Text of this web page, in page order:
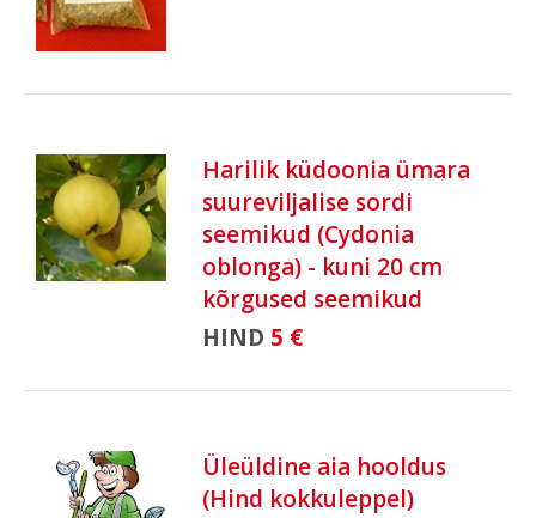
Harilik küdoonia ümara
suureviljalise sordi
seemikud (Cydonia
oblonga) - kuni 20 cm
kõrgused seemikud
HIND 5 €
Üleüldine aia hooldus
(Hind kokkuleppel)